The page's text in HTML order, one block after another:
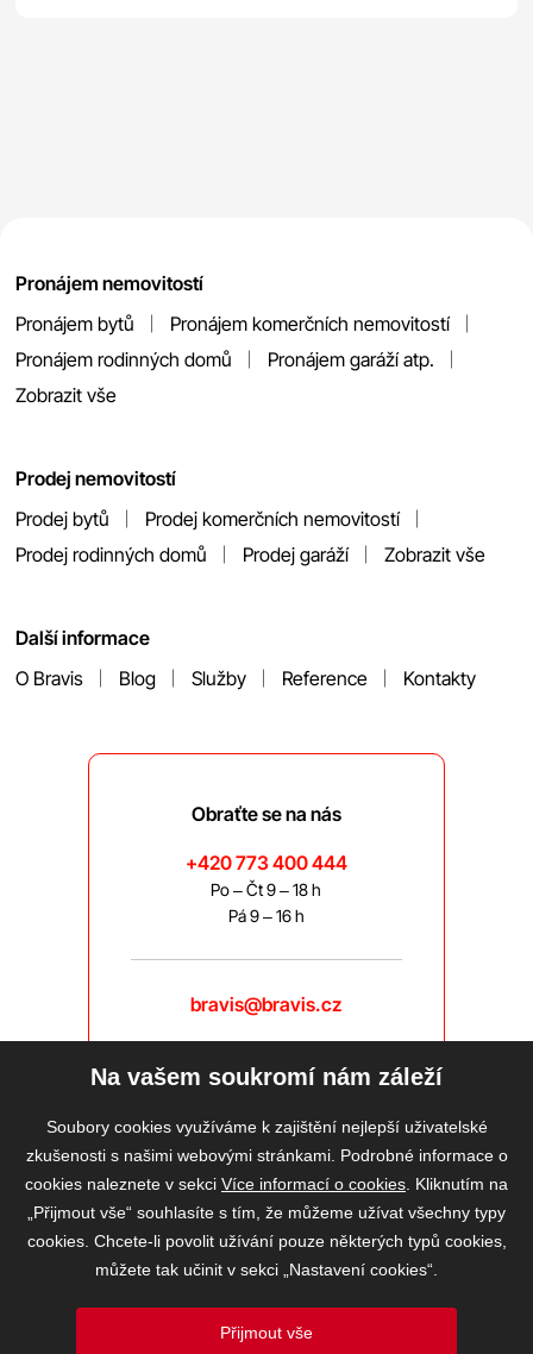
Pronájem nemovitostí
Pronájem bytů
Pronájem komerčních nemovitostí
Pronájem rodinných domů
Pronájem garáží atp.
Zobrazit vše
Prodej nemovitostí
Prodej bytů
Prodej komerčních nemovitostí
Prodej rodinných domů
Prodej garáží Zobrazit vše
Další informace
O Bravis
Blog Služby Reference Kontakty
Obraťte se na nás
+420 773 400 444
Po – Čt 9 – 18 h
Pá 9 – 16 h
bravis@bravis.cz
Na vašem soukromí nám záleží
Soubory cookies využíváme k zajištění nejlepší uživatelské
zkušenosti s našimi webovými stránkami. Podrobné informace o
cookies naleznete v sekci Více informací o cookies . Kliknutím na
„Přijmout vše“ souhlasíte s tím, že můžeme užívat všechny typy
cookies. Chcete-li povolit užívání pouze některých typů cookies,
můžete tak učinit v sekci „Nastavení cookies“.
Přijmout vše